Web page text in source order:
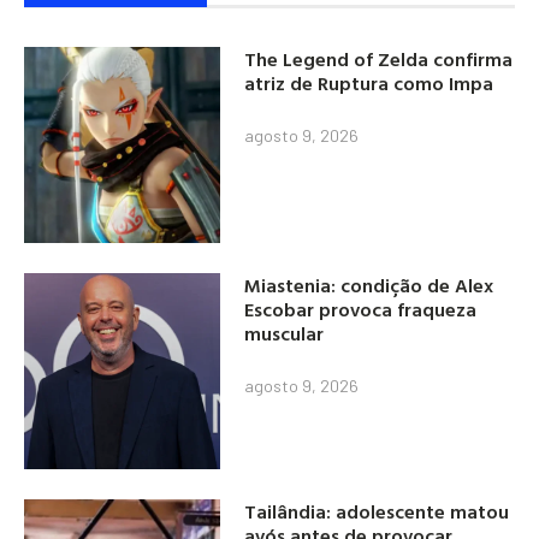
The Legend of Zelda confirma
atriz de Ruptura como Impa
agosto 9, 2026
Miastenia: condição de Alex
Escobar provoca fraqueza
muscular
agosto 9, 2026
Tailândia: adolescente matou